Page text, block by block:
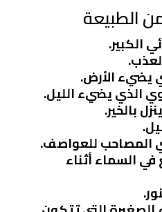
الطبيعة
الكبير.
يضيء الأرض.
الذي يضيء الليل.
بالخير.
المصاحب للعواصف.
في السماء أثناء